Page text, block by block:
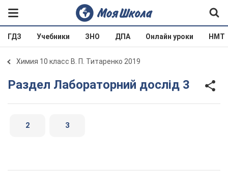
ГДЗ Учебники ЗНО ДПА Онлайн уроки НМТ
Химия 10 класс В. П. Титаренко 2019
Раздел Лабораторний дослід 3
2 3